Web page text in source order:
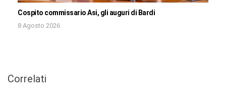
Cospito commissario Asi, gli auguri di Bardi
8 Agosto 2026
Correlati